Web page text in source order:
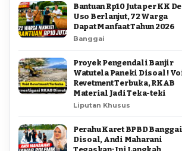
Bantuan Rp10 Juta per KK
Uso Berlanjut, 72 Warga
Dapat Manfaat Tahun 2026
Banggai
Proyek Pengendali Banjir
Watutela Paneki Disoal !
Revetment Terbuka, RKAB
Material Jadi Teka-teki
Liputan Khusus
Perahu Karet BPBD Banggai
Disoal, Andi Maharani